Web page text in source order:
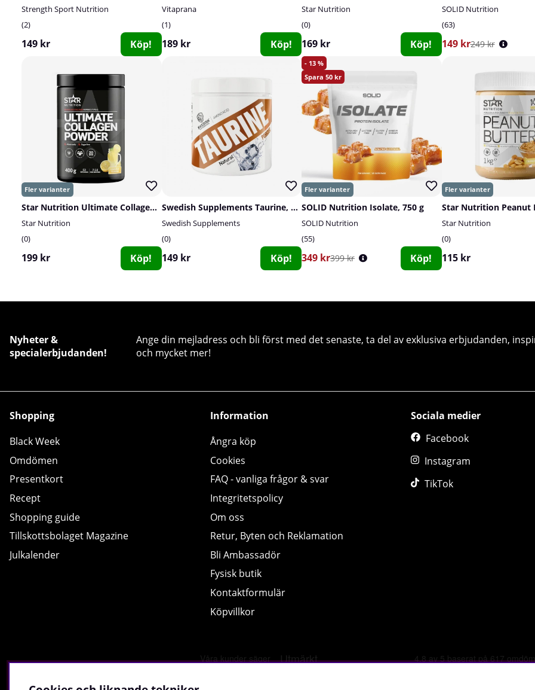
Strength Sport Nutrition
2
149 kr Köp!
Vitaprana
1
189 kr Köp!
Star Nutrition
0
169 kr Köp!
SOLID Nutrition
63
149 kr249 kr
Star Nutrition Ultimate Collagen Powder, 400 g
Star Nutrition
0
199 kr Köp!
Swedish Supplements Taurine, 200 g
Swedish Supplements
0
149 kr Köp!
13
50
SOLID Nutrition Isolate, 750 g
SOLID Nutrition
55
349 kr399 kr Köp!
Star Nutrition Peanut
Star Nutrition
0
115 kr
Nyheter &
specialerbjudanden!
Ange din mejladress och bli först med det senaste, ta del av exklusiva erbjudanden,
och mycket mer!
Shopping
Black Week
Omdömen
Presentkort
Recept
Shopping guide
Tillskottsbolaget Magazine
Julkalender
Information
Ångra köp
Cookies
FAQ - vanliga frågor & svar
Integritetspolicy
Om oss
Retur, Byten och Reklamation
Bli Ambassadör
Fysisk butik
Kontaktformulär
Köpvillkor
Sociala medier
Facebook
Instagram
TikTok